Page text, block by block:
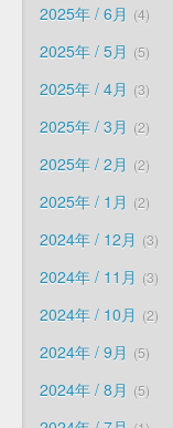
2025年 / 6月 4
2025年 / 5月 5
2025年 / 4月 3
2025年 / 3月 2
2025年 / 2月 2
2025年 / 1月 2
2024年 / 12月 3
2024年 / 11月 3
2024年 / 10月 2
2024年 / 9月 5
2024年 / 8月 5